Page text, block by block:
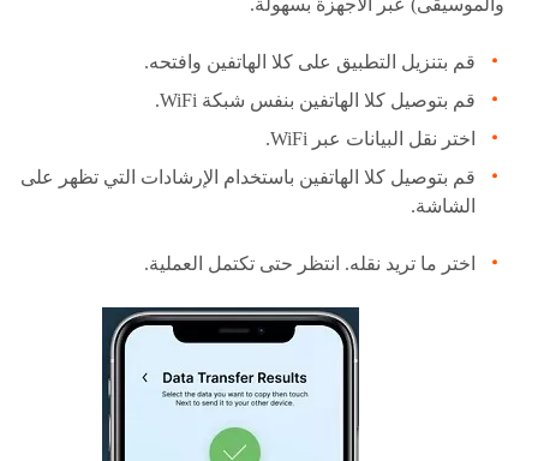
والموسيقى) عبر الأجهزة بسهولة.
قم بتنزيل التطبيق على كلا الهاتفين وافتحه.
قم بتوصيل كلا الهاتفين بنفس شبكة WiFi.
اختر نقل البيانات عبر WiFi.
قم بتوصيل كلا الهاتفين باستخدام الإرشادات التي تظهر على
الشاشة.
اختر ما تريد نقله. انتظر حتى تكتمل العملية.